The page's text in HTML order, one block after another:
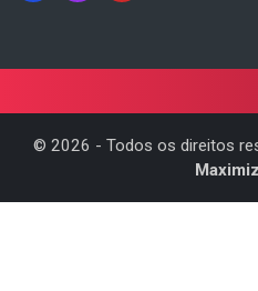
© 2026 - Todos os direitos